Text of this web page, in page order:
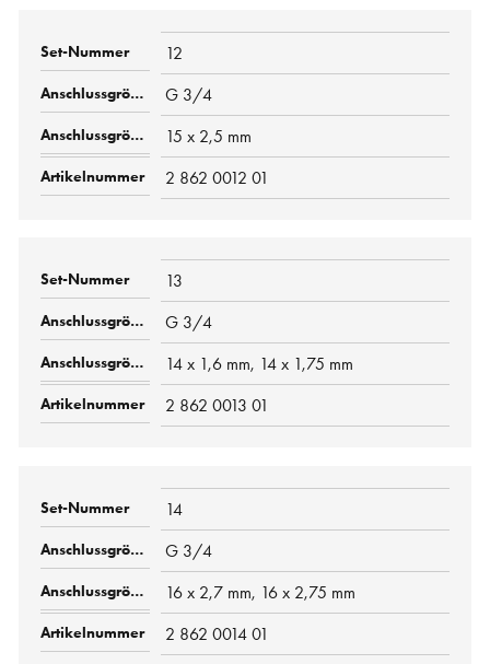
12
G 3/4
15 x 2,5 mm
2 862 0012 01
13
G 3/4
14 x 1,6 mm, 14 x 1,75 mm
2 862 0013 01
14
G 3/4
16 x 2,7 mm, 16 x 2,75 mm
2 862 0014 01